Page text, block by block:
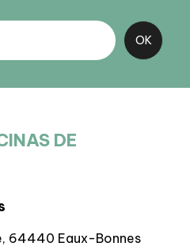
DE
64440 Eaux-Bonnes